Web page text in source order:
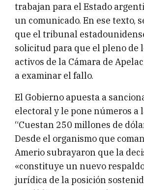
trabajan para el Estado
un comunicado. En ese texto,
que el tribunal
solicitud para que el pleno de
activos de la Cámara de
a examinar el fallo.
El Gobierno apuesta a
electoral y le pone números a
“Cuestan 250 millones de
Desde el organismo que
Amerio subrayaron que la
«constituye un nuevo
jurídica de la posición